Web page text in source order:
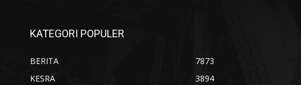
KATEGORI POPULER
BERITA
7873
KESRA
3894